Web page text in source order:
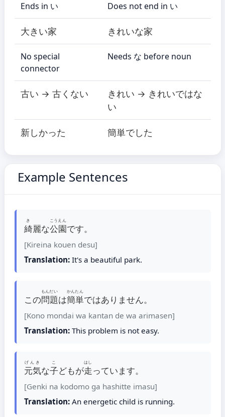
Ends in い Does not end in い
大きい家 きれいな家
No special
connector
Needs な before noun
古い → 古くない
きれい → きれいではな
い
新しかった 簡単でした
Example Sentences
綺
き
麗な公園
こうえん
です。
[Kireina kouen desu]
Translation:It's a beautiful park.
この問題
もんだい
は簡単
かんたん
ではありません。
[Kono mondai wa kantan de wa arimasen]
Translation:This problem is not easy.
元気
げんき
な子
こ
どもが走
はし
っています。
[Genki na kodomo ga hashitte imasu]
Translation:An energetic child is running.